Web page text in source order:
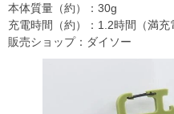
本体質量（約）：30g
充電時間（約）：1.2時間（満
販売ショップ：ダイソー